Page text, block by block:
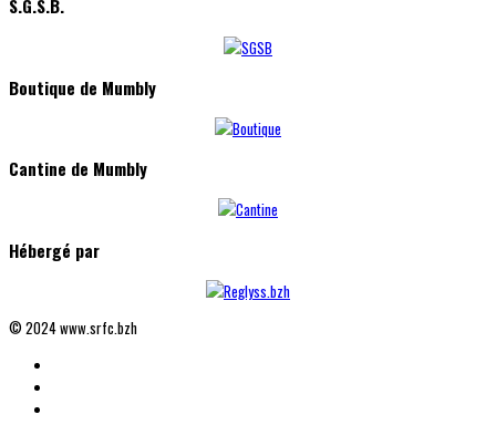
S.G.S.B.
Boutique de Mumbly
Cantine de Mumbly
Hébergé par
© 2024 www.srfc.bzh